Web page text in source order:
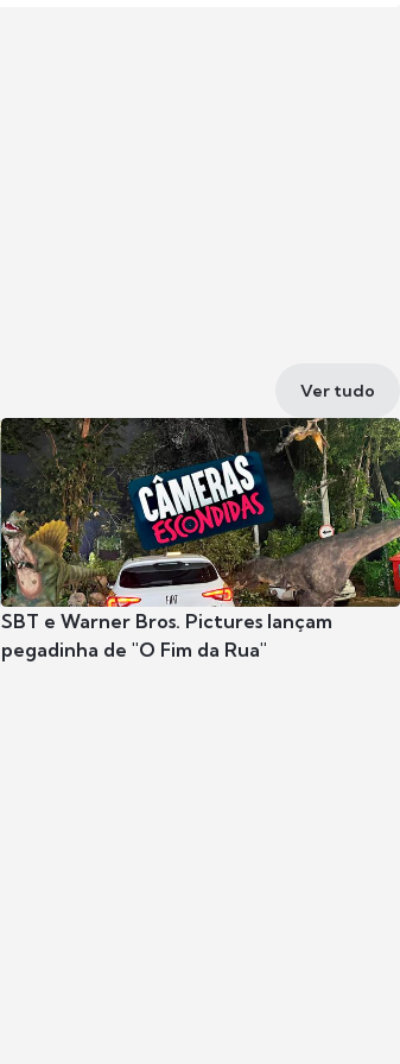
Ver tudo
SBT e Warner Bros. Pictures lançam
pegadinha de "O Fim da Rua"